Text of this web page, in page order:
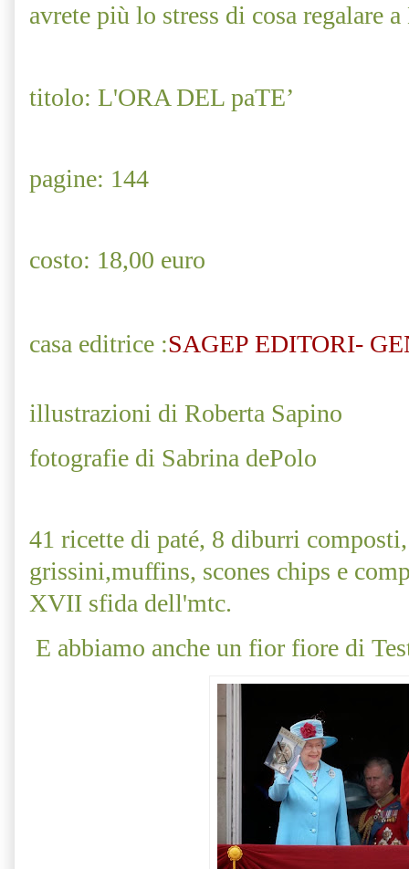
avrete più lo stress di cosa regalare
titolo: L'ORA DEL paTE’
pagine: 144
costo: 18,00 euro
casa editrice :SAGEP EDITORI-
illustrazioni di Roberta Sapino
fotografie di Sabrina dePolo
41 ricette di paté, 8 diburri
grissini,muffins, scones chips e
XVII sfida dell'mtc.
E abbiamo anche un fior fiore di